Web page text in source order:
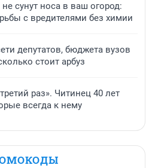
сунут носа в ваш огород:
с вредителями без химии
депутатов, бюджета вузов
стоит арбуз
раз». Читинец 40 лет
всегда к нему